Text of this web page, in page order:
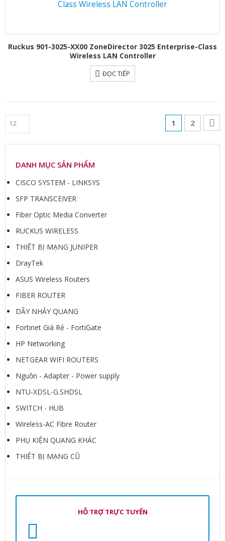
Ruckus 901-3025-XX00 ZoneDirector 3025 Enterprise-Class
Wireless LAN Controller
ĐỌC TIẾP
1 2
DANH MỤC SẢN PHẨM
CISCO SYSTEM - LINKSYS
SFP TRANSCEIVER
Fiber Optic Media Converter
RUCKUS WIRELESS
THIẾT BỊ MẠNG JUNIPER
DrayTek
ASUS Wireless Routers
FIBER ROUTER
DÂY NHẢY QUANG
Fortinet Giá Rẻ - FortiGate
HP Networking
NETGEAR WIFI ROUTERS
Nguồn - Adapter - Power supply
NTU-XDSL-G.SHDSL
SWITCH - HUB
Wireless-AC Fibre Router
PHỤ KIỆN QUANG KHÁC
THIẾT BỊ MẠNG CŨ
HỖ TRỢ TRỰC TUYẾN